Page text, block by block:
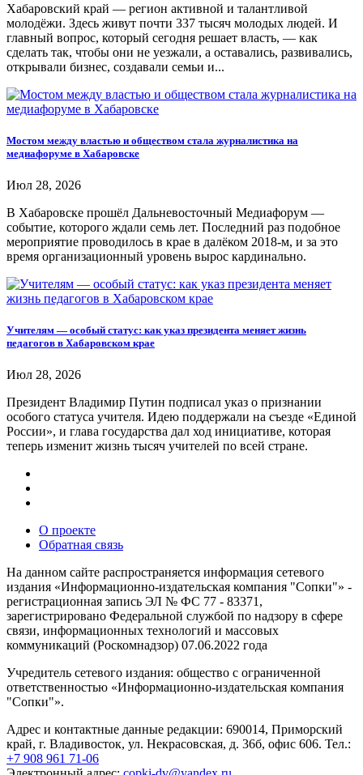
Хабаровский край — регион активной и талантливой
молодёжи. Здесь живут почти 337 тысяч молодых людей. И
главный вопрос, который сегодня решает власть, — как
сделать так, чтобы они не уезжали, а оставались, развивались,
открывали бизнес, создавали семьи и...
Мостом между властью и обществом стала журналистика на
медиафоруме в Хабаровске
Июл 28, 2026
В Хабаровске прошёл Дальневосточный Медиафорум —
событие, которого ждали семь лет. Последний раз подобное
мероприятие проводилось в крае в далёком 2018-м, и за это
время организационный уровень вырос кардинально.
Учителям — особый статус: как указ президента меняет жизнь
педагогов в Хабаровском крае
Июл 28, 2026
Президент Владимир Путин подписал указ о признании
особого статуса учителя. Идею поддержали на съезде «Единой
России», и глава государства дал ход инициативе, которая
теперь изменит жизнь тысяч учителей по всей стране.
О проекте
Обратная связь
На данном сайте распространяется информация сетевого
издания «Информационно-издательская компания "Сопки"» -
регистрационная запись ЭЛ № ФС 77 - 83371,
зарегистрировано Федеральной службой по надзору в сфере
связи, информационных технологий и массовых
коммуникаций (Роскомнадзор) 07.06.2022 года
Учредитель сетевого издания: общество с ограниченной
ответственностью «Информационно-издательская компания
"Сопки"».
Адрес и контактные данные редакции: 690014, Приморский
край, г. Владивосток, ул. Некрасовская, д. 36б, офис 606. Тел.:
+7 908 961 71-06